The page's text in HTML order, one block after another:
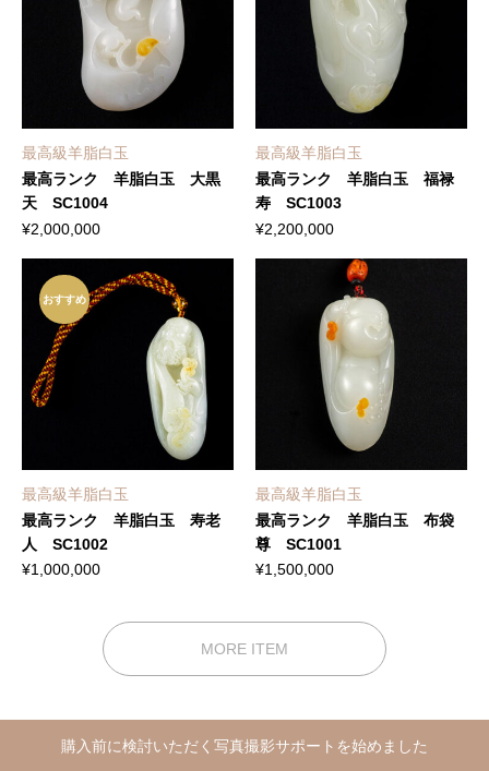
最高級羊脂白玉
最高ランク 羊脂白玉 大黒
天 SC1004
¥2,000,000
最高級羊脂白玉
最高ランク 羊脂白玉 福禄
寿 SC1003
¥2,200,000
最高級羊脂白玉
最高ランク 羊脂白玉 寿老
人 SC1002
¥1,000,000
おすすめ
最高級羊脂白玉
最高ランク 羊脂白玉 布袋
尊 SC1001
¥1,500,000
MORE ITEM
購入前に検討いただく写真撮影サポートを始めました